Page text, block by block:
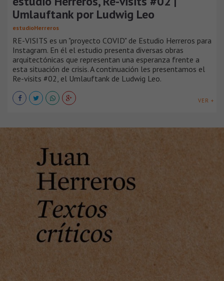
Umlauftank por Ludwig Leo
estudioHerreros
RE-VISITS es un "proyecto COVID" de Estudio Herreros para
Instagram. En él el estudio presenta diversas obras
arquitectónicas que representan una esperanza frente a
esta situación de crisis. A continuación les presentamos el
Re-visits #02, el Umlauftank de Ludwig Leo.
VER +